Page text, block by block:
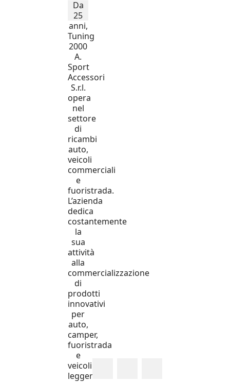
Da
25
anni,
Tuning
2000
A.
Sport
Accessori
S.r.l.
opera
nel
settore
di
ricambi
auto,
veicoli
commerciali
e
fuoristrada.
L’azienda
dedica
costantemente
la
sua
attività
alla
commercializzazione
di
prodotti
innovativi
per
auto,
camper,
fuoristrada
e
veicoli
leggeri.